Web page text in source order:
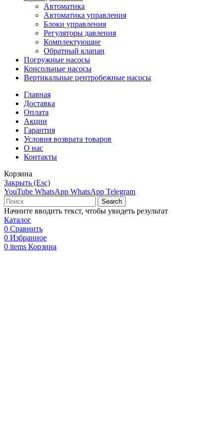
Автоматика
Автоматика управления
Блоки управления
Регуляторы давления
Комплектующие
Обратный клапан
Погружные насосы
Консольные насосы
Вертикальные центробежные насосы
Главная
Доставка
Оплата
Акции
Гарантия
Условия возврата товаров
О нас
Контакты
Корзина
Закрыть (Esc)
YouTube WhatsApp WhatsApp Telegram
Search
Начните вводить текст, чтобы увидеть результат
Каталог
0 Сравнить
0 Избранное
0 items Корзина